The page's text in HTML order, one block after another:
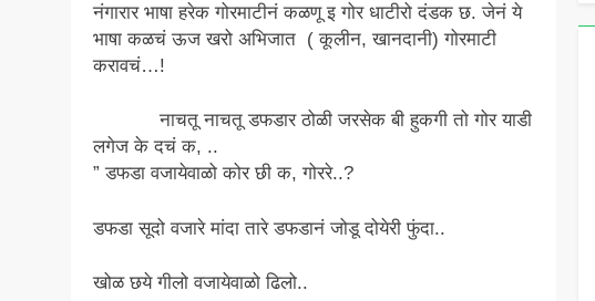
नंगारार भाषा हरेक गोरमाटीनं कळणू इ गोर धाटीरो दंडक छ. जेनं ये
भाषा कळचं ऊज खरो अभिजात ( कूलीन, खानदानी) गोरमाटी
करावचं…!
नाचतू नाचतू डफडार ठोळी जरसेक बी हुकगी तो गोर याडी
लगेज के दचं क, ..
” डफडा वजायेवाळो कोर छी क, गोररे..?
डफडा सूदो वजारे मांदा तारे डफडानं जोडू दोयेरी फुंदा..
खोळ छये गीलो वजायेवाळो ढिलो..